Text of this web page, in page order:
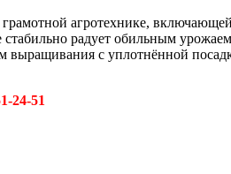
агротехнике,
радует обильным
выращивания с уплотнённой
24-51